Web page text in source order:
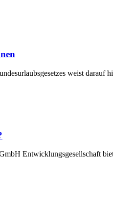
weist
Entwicklungsgesellschaft